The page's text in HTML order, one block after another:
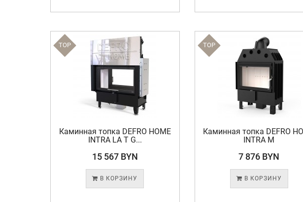
TOP
Каминная топка DEFRO HOME
INTRA LA T G...
15 567 BYN
В КОРЗИНУ
TOP
Каминная топка DEFRO
INTRA M
7 876 BYN
В КОРЗИНУ